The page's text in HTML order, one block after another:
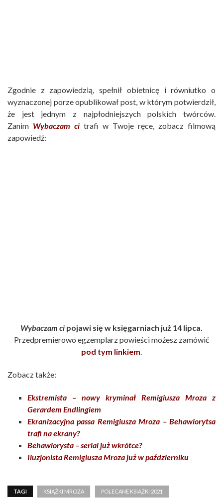
Zgodnie z zapowiedzią, spełnił obietnicę i równiutko o
wyznaczonej porze opublikował post, w którym potwierdził,
że jest jednym z najpłodniejszych polskich twórców.
Zanim Wybaczam ci trafi w Twoje ręce, zobacz filmową
zapowiedź:
Wybaczam ci pojawi się w księgarniach już 14 lipca.
Przedpremierowo egzemplarz powieści możesz zamówić
pod tym linkiem.
Zobacz także:
Ekstremista – nowy kryminał Remigiusza Mroza z
Gerardem Endlingiem
Ekranizacyjna passa Remigiusza Mroza – Behawiorytsa
trafi na ekrany?
Behawiorysta – serial już wkrótce?
Iluzjonista Remigiusza Mroza już w październiku
TAGI KSIĄŻKI MROZA POLECANE KSIĄŻKI 2021